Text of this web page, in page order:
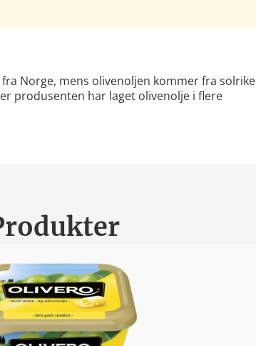
Norge, mens olivenoljen kommer fra solrike
produsenten har laget olivenolje i flere